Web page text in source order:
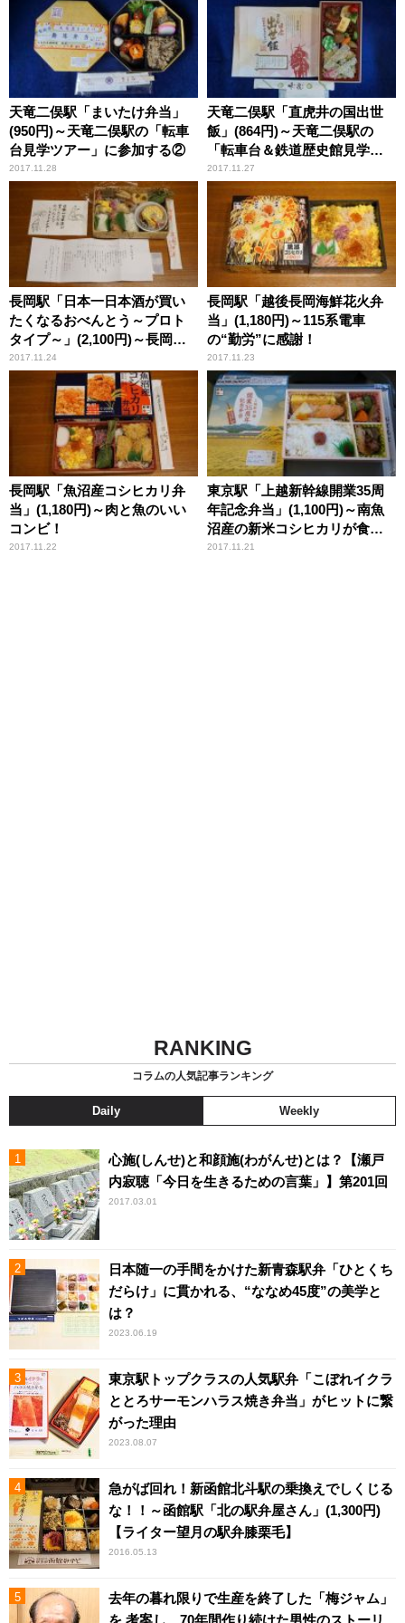
天竜二俣駅「まいたけ弁当」
(950円)～天竜二俣駅の「転車
台見学ツアー」に参加する②
2017.11.28
天竜二俣駅「直虎井の国出世
飯」(864円)～天竜二俣駅の
「転車台＆鉄道歴史館見学ツ
アー」に参加する①
2017.11.27
長岡駅「日本一日本酒が買い
たくなるおべんとう～プロト
タイプ～」(2,100円)～長岡の
新作駅弁開発プロジェクト・
最新情報！
2017.11.24
長岡駅「越後長岡海鮮花火弁
当」(1,180円)～115系電車
の“勤労”に感謝！
2017.11.23
長岡駅「魚沼産コシヒカリ弁
当」(1,180円)～肉と魚のいい
コンビ！
2017.11.22
東京駅「上越新幹線開業35周
年記念弁当」(1,100円)～南魚
沼産の新米コシヒカリが食べ
られる限定駅弁！
2017.11.21
RANKING
コラムの人気記事ランキング
Daily Weekly
心施(しんせ)と和顔施(わがんせ)とは？【瀬戸
内寂聴「今日を生きるための言葉」】第201回
2017.03.01
日本随一の手間をかけた新青森駅弁「ひとくち
だらけ」に貫かれる、“ななめ45度”の美学と
は？
2023.06.19
東京駅トップクラスの人気駅弁「こぼれイクラ
ととろサーモンハラス焼き弁当」がヒットに繋
がった理由
2023.08.07
急がば回れ！新函館北斗駅の乗換えでしくじる
な！！～函館駅「北の駅弁屋さん」(1,300円)
【ライター望月の駅弁膝栗毛】
2016.05.13
去年の暮れ限りで生産を終了した「梅ジャム」
を 考案し、70年間作り続けた男性のストーリ